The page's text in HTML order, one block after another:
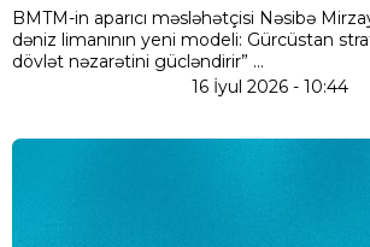
BMTM-in aparıcı məsləhətçisi Nəsibə
dəniz limanının yeni modeli: Gürcüstan
dövlət nəzarətini gücləndirir” ...
16 İyul 2026 - 10:44